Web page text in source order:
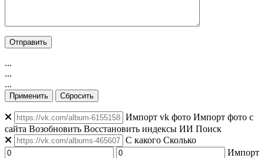
...
...
...
Применить Сбросить
Импорт vk фото Импорт фото с
сайта Возобновить Восстановить индексы ИИ Поиск
C какого Сколько
Импорт